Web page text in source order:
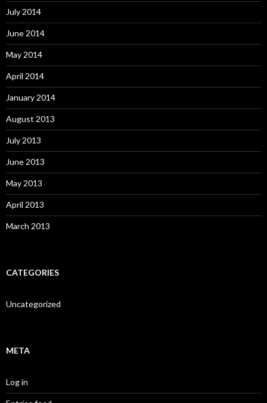
July 2014
June 2014
May 2014
April 2014
January 2014
August 2013
July 2013
June 2013
May 2013
April 2013
March 2013
CATEGORIES
Uncategorized
META
Log in